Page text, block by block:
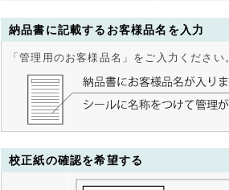
4500枚
15,449円 17,460円
5000枚
15,875円 18,040円
5500枚
6000枚
16,728円 19,203円
6500枚
7500枚
18,006円
18,433円 22,983円
納品書に記載するお客様品名を入力
「管理用のお客様品名」をご入力ください
校正紙の確認を希望する